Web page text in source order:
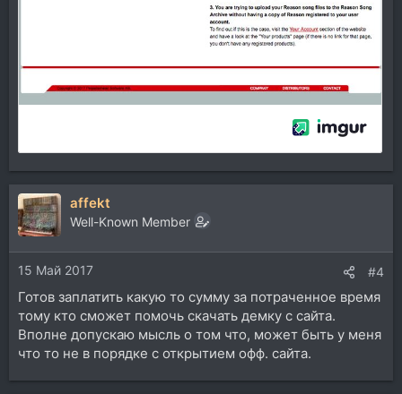
affekt
Well-Known Member
15 Май 2017 #4
Готов заплатить какую то сумму за потраченное время
тому кто сможет помочь скачать демку с сайта.
Вполне допускаю мысль о том что, может быть у меня
что то не в порядке с открытием офф. сайта.